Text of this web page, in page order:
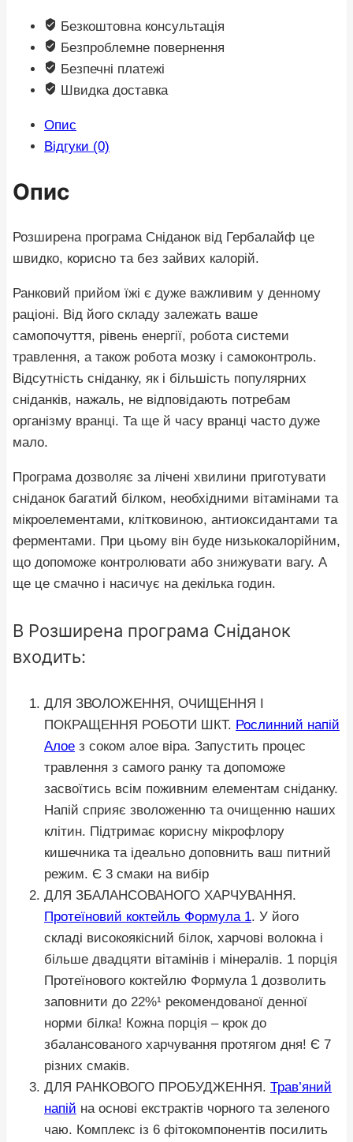
Безкоштовна консультація
Безпроблемне повернення
Безпечні платежі
Швидка доставка
Опис
Відгуки (0)
Опис
Розширена програма Сніданок від Гербалайф це
швидко, корисно та без зайвих калорій.
Ранковий прийом їжі є дуже важливим у денному
раціоні. Від його складу залежать ваше
самопочуття, рівень енергії, робота системи
травлення, а також робота мозку і самоконтроль.
Відсутність сніданку, як і більшість популярних
сніданків, нажаль, не відповідають потребам
організму вранці. Та ще й часу вранці часто дуже
мало.
Програма дозволяє за лічені хвилини приготувати
сніданок багатий білком, необхідними вітамінами та
мікроелементами, клітковиною, антиоксидантами та
ферментами. При цьому він буде низькокалорійним,
що допоможе контролювати або знижувати вагу. А
ще це смачно і насичує на декілька годин.
В Розширена програма Сніданок
входить:
ДЛЯ ЗВОЛОЖЕННЯ, ОЧИЩЕННЯ І
ПОКРАЩЕННЯ РОБОТИ ШКТ. Рослинний напій
Алое з соком алое віра. Запустить процес
травлення з самого ранку та допоможе
засвоїтись всім поживним елементам сніданку.
Напій сприяє зволоженню та очищенню наших
клітин. Підтримає корисну мікрофлору
кишечника та ідеально доповнить ваш питний
режим. Є 3 смаки на вибір
ДЛЯ ЗБАЛАНСОВАНОГО ХАРЧУВАННЯ.
Протеїновий коктейль Формула 1. У його
складі високоякісний білок, харчові волокна і
більше двадцяти вітамінів і мінералів. 1 порція
Протеїнового коктейлю Формула 1 дозволить
заповнити до 22%¹ рекомендованої денної
норми білка! Кожна порція – крок до
збалансованого харчування протягом дня! Є 7
різних смаків.
ДЛЯ РАНКОВОГО ПРОБУДЖЕННЯ. Трав’яний
напій на основі екстрактів чорного та зеленого
чаю. Комплекс із 6 фітокомпонентів посилить